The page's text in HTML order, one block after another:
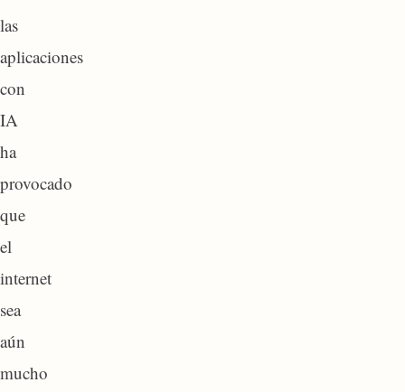
las
aplicaciones
con
IA
ha
provocado
que
el
internet
sea
aún
mucho